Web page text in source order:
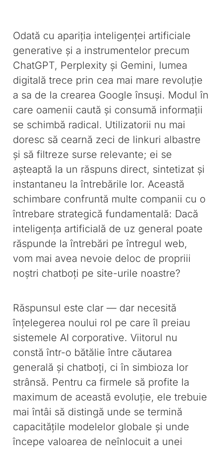
Odată cu apariția inteligenței artificiale
generative și a instrumentelor precum
ChatGPT, Perplexity și Gemini, lumea
digitală trece prin cea mai mare revoluție
a sa de la crearea Google însuși. Modul în
care oamenii caută și consumă informații
se schimbă radical. Utilizatorii nu mai
doresc să cearnă zeci de linkuri albastre
și să filtreze surse relevante; ei se
așteaptă la un răspuns direct, sintetizat și
instantaneu la întrebările lor. Această
schimbare confruntă multe companii cu o
întrebare strategică fundamentală: Dacă
inteligența artificială de uz general poate
răspunde la întrebări pe întregul web,
vom mai avea nevoie deloc de propriii
noștri chatboți pe site-urile noastre?
Răspunsul este clar — dar necesită
înțelegerea noului rol pe care îl preiau
sistemele AI corporative. Viitorul nu
constă într-o bătălie între căutarea
generală și chatboți, ci în simbioza lor
strânsă. Pentru ca firmele să profite la
maximum de această evoluție, ele trebuie
mai întâi să distingă unde se termină
capacitățile modelelor globale și unde
începe valoarea de neînlocuit a unei